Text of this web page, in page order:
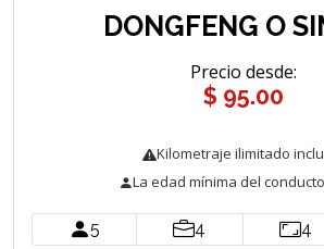
DONGFENG O
Precio desde:
$ 95.00
Kilometraje ilimitado
La edad mínima del
5 4 4